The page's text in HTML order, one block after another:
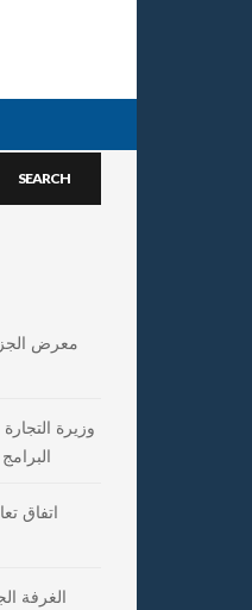
معرض
وزيرة
اتفاق
الغرفة